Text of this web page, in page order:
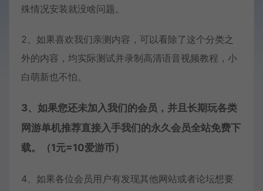
殊情况安装就没啥问题。
2、如果喜欢我们亲测内容，可以看除了这个分类之
外的内容，均实际测试并录制高清语音视频教程，小
白萌新也不怕。
3、如果您还未加入我们的会员，并且长期玩各类
网游单机推荐直接入手我们的永久会员全站免费下
载。（1元=10爱游币）
4、如果各位会员用户有发现其他网站或者论坛想要